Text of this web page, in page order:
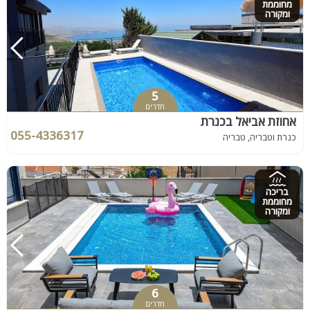
מחוממת
ומקורה
5
חדרים
אחוזת אביאל בכנרת
כנרת וטבריה, טבריה 055-4336317
בריכה
מחוממת
ומקורה
6
חדרים